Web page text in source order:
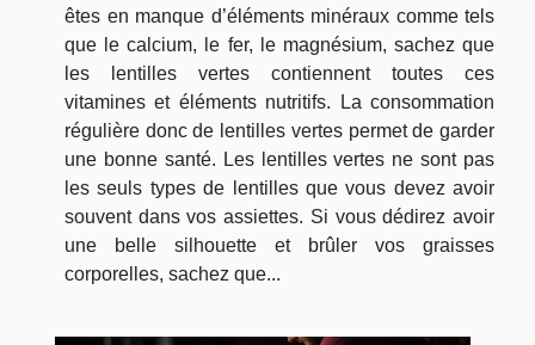
êtes en manque d’éléments minéraux comme tels
que le calcium, le fer, le magnésium, sachez que
les lentilles vertes contiennent toutes ces
vitamines et éléments nutritifs. La consommation
régulière donc de lentilles vertes permet de garder
une bonne santé. Les lentilles vertes ne sont pas
les seuls types de lentilles que vous devez avoir
souvent dans vos assiettes. Si vous dédirez avoir
une belle silhouette et brûler vos graisses
corporelles, sachez que...